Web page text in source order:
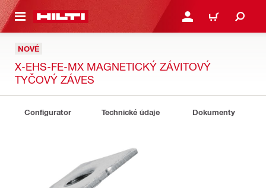
HLAVNÝ OBSAH PRIHLÁSIŤ ALEBO
KOŠÍK
NOVÉ
X-EHS-FE-MX MAGNETICKÝ ZÁVITOVÝ
TYČOVÝ ZÁVES
Configurator Technické údaje Dokumenty